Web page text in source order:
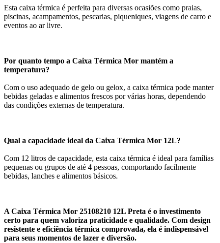
Esta caixa térmica é perfeita para diversas ocasiões como praias,
piscinas, acampamentos, pescarias, piqueniques, viagens de carro e
eventos ao ar livre.
Por quanto tempo a Caixa Térmica Mor mantém a
temperatura?
Com o uso adequado de gelo ou gelox, a caixa térmica pode manter
bebidas geladas e alimentos frescos por várias horas, dependendo
das condições externas de temperatura.
Qual a capacidade ideal da Caixa Térmica Mor 12L?
Com 12 litros de capacidade, esta caixa térmica é ideal para famílias
pequenas ou grupos de até 4 pessoas, comportando facilmente
bebidas, lanches e alimentos básicos.
A Caixa Térmica Mor 25108210 12L Preta é o investimento
certo para quem valoriza praticidade e qualidade. Com design
resistente e eficiência térmica comprovada, ela é indispensável
para seus momentos de lazer e diversão.